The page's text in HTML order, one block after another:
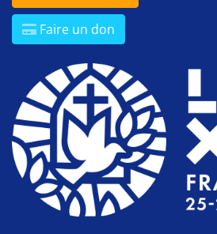
Faire un don